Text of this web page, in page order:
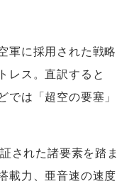
軍に採用された戦略
レス。直訳すると
では「超空の要塞」
された諸要素を踏ま
載力、亜音速の速度